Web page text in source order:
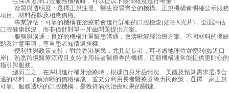
·資質與透明度：選擇正規注冊、醫生資質齊全的機構。正規機構會明確公示服務
項目、材料品牌及相應價格。
·專業評估：可靠的機構在治療前會進行詳細的口腔檢查(如拍X光片)，全面評估
口腔健康狀況，而非僅針對單一牙齒問題提供方案。
·服務與溝通：良好的機構注重醫患溝通，會清晰解釋治療方案、不同材料的優缺
點及注意事項，尊重患者知情選擇權。
·便利性與政策支持：對於香港居民，尤其是長者，可考慮地理位置便利(如近口
岸)、熟悉跨境醫療流程且支持使用長者醫療券的機構。這類機構通常能提供更貼心的
指引與服務。
總而言之，在深圳進行補牙治療時，根據自身牙齒情況、美觀及預算需求選擇合
適的材料，了解清晰的價格構成，並充分利用長者醫療券等惠民政策，選擇一家正規
可靠、服務透明的口腔機構，是獲得滿意治療結果的關鍵。